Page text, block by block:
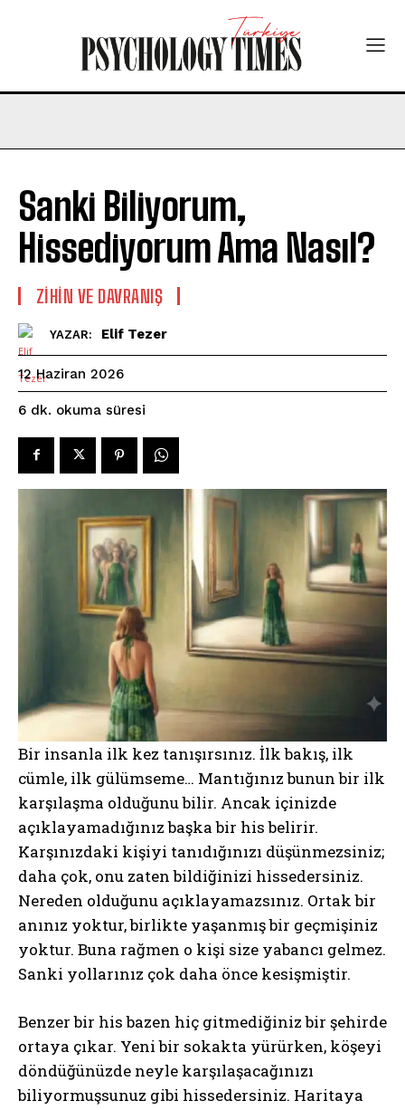
Sanki Biliyorum,
Hissediyorum Ama Nasıl?
⁠ZIHIN VE DAVRANIŞ
YAZAR: Elif Tezer
12 Haziran 2026
6 dk. okuma süresi
Bir insanla ilk kez tanışırsınız. İlk bakış, ilk
cümle, ilk gülümseme… Mantığınız bunun bir ilk
karşılaşma olduğunu bilir. Ancak içinizde
açıklayamadığınız başka bir his belirir.
Karşınızdaki kişiyi tanıdığınızı düşünmezsiniz;
daha çok, onu zaten bildiğinizi hissedersiniz.
Nereden olduğunu açıklayamazsınız. Ortak bir
anınız yoktur, birlikte yaşanmış bir geçmişiniz
yoktur. Buna rağmen o kişi size yabancı gelmez.
Sanki yollarınız çok daha önce kesişmiştir.
Benzer bir his bazen hiç gitmediğiniz bir şehirde
ortaya çıkar. Yeni bir sokakta yürürken, köşeyi
döndüğünüzde neyle karşılaşacağınızı
biliyormuşsunuz gibi hissedersiniz. Haritaya